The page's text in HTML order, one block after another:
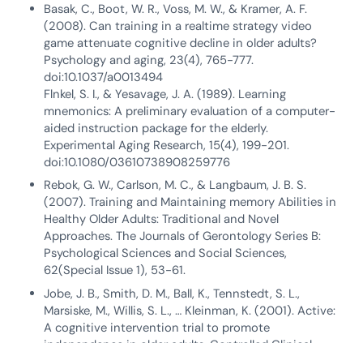
Basak, C., Boot, W. R., Voss, M. W., & Kramer, A. F.
(2008). Can training in a realtime strategy video
game attenuate cognitive decline in older adults?
Psychology and aging, 23(4), 765-777.
doi:10.1037/a0013494
Flnkel, S. I., & Yesavage, J. A. (1989). Learning
mnemonics: A preliminary evaluation of a computer-
aided instruction package for the elderly.
Experimental Aging Research, 15(4), 199-201.
doi:10.1080/03610738908259776
Rebok, G. W., Carlson, M. C., & Langbaum, J. B. S.
(2007). Training and Maintaining memory Abilities in
Healthy Older Adults: Traditional and Novel
Approaches. The Journals of Gerontology Series B:
Psychological Sciences and Social Sciences,
62(Special Issue 1), 53-61.
Jobe, J. B., Smith, D. M., Ball, K., Tennstedt, S. L.,
Marsiske, M., Willis, S. L., … Kleinman, K. (2001). Active:
A cognitive intervention trial to promote